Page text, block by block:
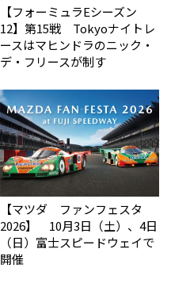
【フォーミュラEシーズン
12】第15戦 Tokyoナイトレ
ースはマヒンドラのニック・
デ・フリースが制す
【マツダ ファンフェスタ
2026】 10月3日（土）、4日
（日）富士スピードウェイで
開催